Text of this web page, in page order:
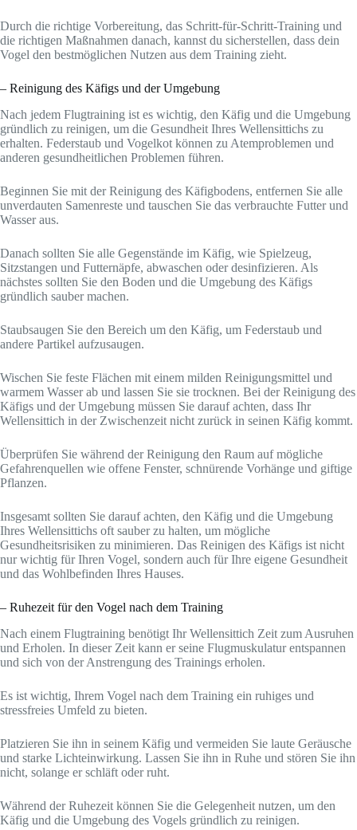
Durch die richtige Vorbereitung, das Schritt-für-Schritt-Training und
die richtigen Maßnahmen danach, kannst du sicherstellen, dass dein
Vogel den bestmöglichen Nutzen aus dem Training zieht.
– Reinigung des Käfigs und der Umgebung
Nach jedem Flugtraining ist es wichtig, den Käfig und die Umgebung
gründlich zu reinigen, um die Gesundheit Ihres Wellensittichs zu
erhalten. Federstaub und Vogelkot können zu Atemproblemen und
anderen gesundheitlichen Problemen führen.
Beginnen Sie mit der Reinigung des Käfigbodens, entfernen Sie alle
unverdauten Samenreste und tauschen Sie das verbrauchte Futter und
Wasser aus.
Danach sollten Sie alle Gegenstände im Käfig, wie Spielzeug,
Sitzstangen und Futternäpfe, abwaschen oder desinfizieren. Als
nächstes sollten Sie den Boden und die Umgebung des Käfigs
gründlich sauber machen.
Staubsaugen Sie den Bereich um den Käfig, um Federstaub und
andere Partikel aufzusaugen.
Wischen Sie feste Flächen mit einem milden Reinigungsmittel und
warmem Wasser ab und lassen Sie sie trocknen. Bei der Reinigung des
Käfigs und der Umgebung müssen Sie darauf achten, dass Ihr
Wellensittich in der Zwischenzeit nicht zurück in seinen Käfig kommt.
Überprüfen Sie während der Reinigung den Raum auf mögliche
Gefahrenquellen wie offene Fenster, schnürende Vorhänge und giftige
Pflanzen.
Insgesamt sollten Sie darauf achten, den Käfig und die Umgebung
Ihres Wellensittichs oft sauber zu halten, um mögliche
Gesundheitsrisiken zu minimieren. Das Reinigen des Käfigs ist nicht
nur wichtig für Ihren Vogel, sondern auch für Ihre eigene Gesundheit
und das Wohlbefinden Ihres Hauses.
– Ruhezeit für den Vogel nach dem Training
Nach einem Flugtraining benötigt Ihr Wellensittich Zeit zum Ausruhen
und Erholen. In dieser Zeit kann er seine Flugmuskulatur entspannen
und sich von der Anstrengung des Trainings erholen.
Es ist wichtig, Ihrem Vogel nach dem Training ein ruhiges und
stressfreies Umfeld zu bieten.
Platzieren Sie ihn in seinem Käfig und vermeiden Sie laute Geräusche
und starke Lichteinwirkung. Lassen Sie ihn in Ruhe und stören Sie ihn
nicht, solange er schläft oder ruht.
Während der Ruhezeit können Sie die Gelegenheit nutzen, um den
Käfig und die Umgebung des Vogels gründlich zu reinigen.